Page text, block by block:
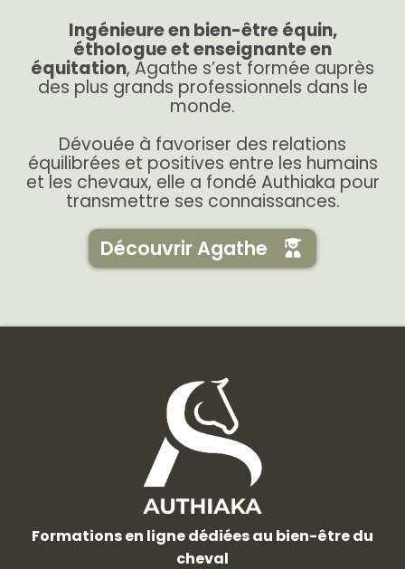
Ingénieure en bien-être équin,
éthologue et enseignante en
équitation, Agathe s’est formée auprès
des plus grands professionnels dans le
monde.
Dévouée à favoriser des relations
équilibrées et positives entre les humains
et les chevaux, elle a fondé Authiaka pour
transmettre ses connaissances.
Découvrir Agathe
Formations en ligne dédiées au bien-être du
cheval